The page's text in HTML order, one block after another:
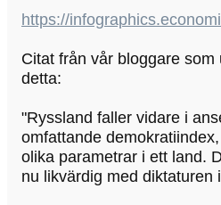
https://
Citat från vår bloggare som
detta:
"Ryssland faller vidare i
omfattande
olika parametrar i ett land.
nu likvärdig med diktaturen